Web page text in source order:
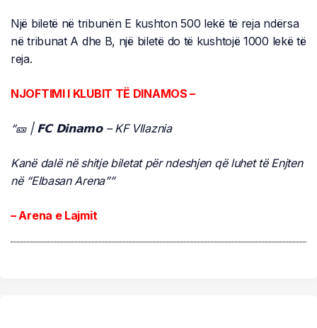
Një biletë në tribunën E kushton 500 lekë të reja ndërsa
në tribunat A dhe B, një biletë do të kushtojë 1000 lekë të
reja.
NJOFTIMI I KLUBIT TË DINAMOS –
“🎫 | 𝗙𝗖 𝗗𝗶𝗻𝗮𝗺𝗼 – KF Vllaznia
Kanë dalë në shitje biletat për ndeshjen që luhet të Enjten
në “Elbasan Arena””
– Arena e Lajmit